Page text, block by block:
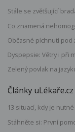
Stále se zvětšující
Co znamená
Občasné píchnutí pod
Dyspepsie: Větry i při
Zelený povlak na
Články uLékaře.cz
13 situací, kdy je
Stáhněte si: První